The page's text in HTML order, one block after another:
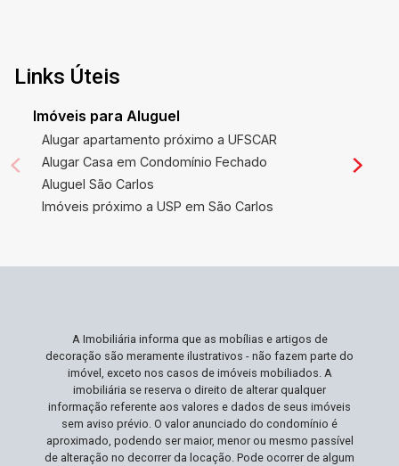
constante valorização da área garante que seu
longo do tempo. Ideal Para Você Ideal para
investidores e construtores que buscam uma
localização estratégica e espaço amplo para
realização de projetos diversificados. Se você
valoriza a liberdade de criar sem limitações e
deseja um local que combine praticidade com
chance de investir em um terreno que não apenas
atende às suas necessidades atuais, mas
também promete um futuro próspero. Agende
sua visita e comece a planejar o
desenvolvimento que transformará seus sonhos
em realidade!
Links Úteis
Imóveis para Aluguel
Alugar apartamento próximo a UFSCAR
Alugar Casa em Condomínio Fechado
Aluguel São Carlos
Imóveis próximo a USP em São Carlos
A Imobiliária informa que as mobílias e artigos de
decoração são meramente ilustrativos - não fazem parte do
imóvel, exceto nos casos de imóveis mobiliados. A
imobiliária se reserva o direito de alterar qualquer
informação referente aos valores e dados de seus imóveis
sem aviso prévio. O valor anunciado do condomínio é
aproximado, podendo ser maior, menor ou mesmo passível
de alteração no decorrer da locação. Pode ocorrer de algum